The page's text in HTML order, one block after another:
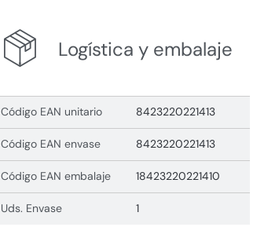
Logística y embalaje
Código EAN unitario 8423220221413
Código EAN envase 8423220221413
Código EAN embalaje 18423220221410
Uds. Envase 1